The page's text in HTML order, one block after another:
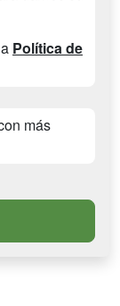
Política de
más